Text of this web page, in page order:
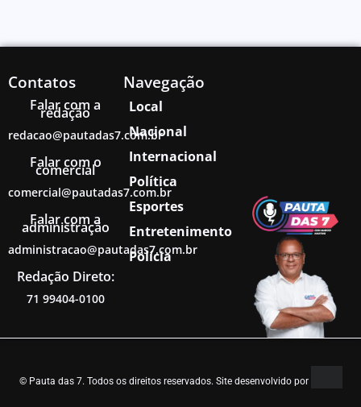
Contatos
Falar com a
redação
redacao@pautadas7.com.br
Falar com o
comercial
comercial@pautadas7.com.br
Falar com a
administração
administracao@pautadas7.com.br
Redação Direto:
71 99404-0100
Navegação
Local
Nacional
Internacional
Política
Esportes
Entretenimento
Polícia
© Pauta das 7. Todos os direitos reservados. Site desenvolvido por